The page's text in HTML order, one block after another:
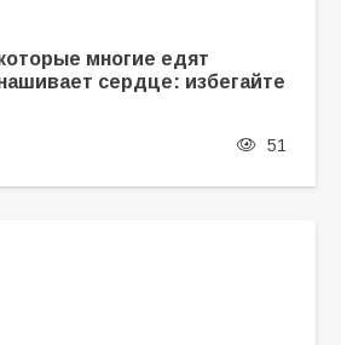
многие едят
сердце: избегайте
51